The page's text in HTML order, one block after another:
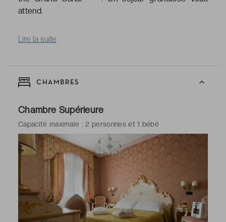
attend.
Lire la suite
CHAMBRES
Chambre Supérieure
Capacité maximale : 2 personnes et 1 bébé